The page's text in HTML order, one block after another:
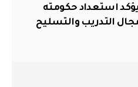
استعداد حكومته
التدريب والتسليح